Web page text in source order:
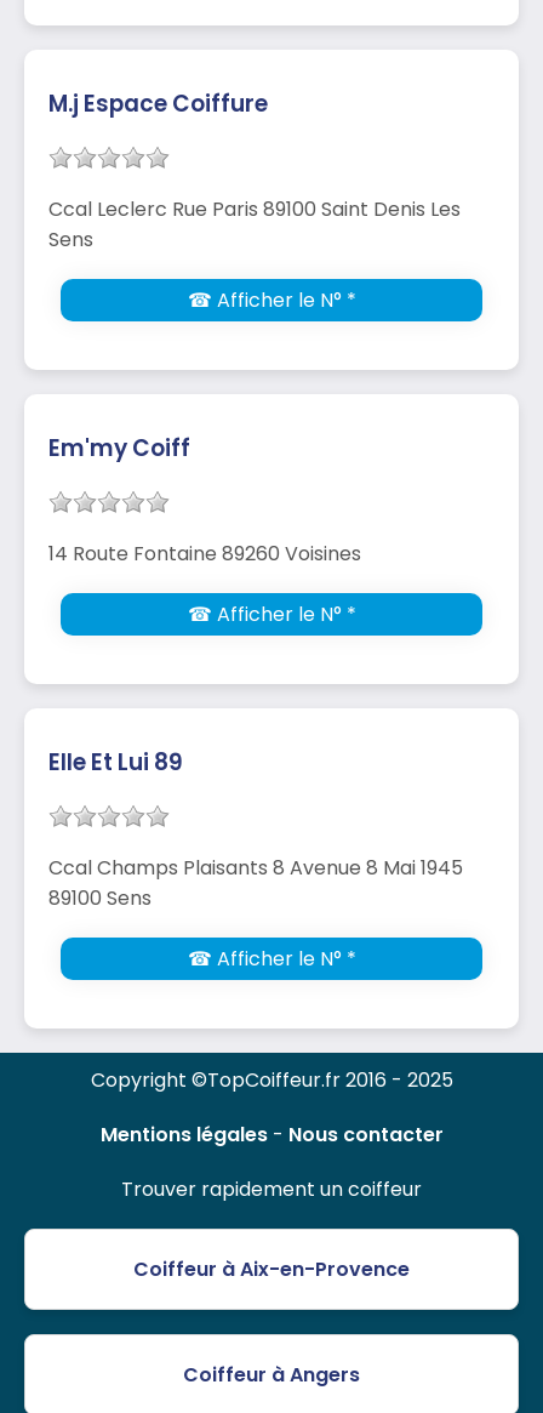
M.j Espace Coiffure
Ccal Leclerc Rue Paris 89100 Saint Denis Les
Sens
☎ Afficher le N° *
Em'my Coiff
14 Route Fontaine 89260 Voisines
☎ Afficher le N° *
Elle Et Lui 89
Ccal Champs Plaisants 8 Avenue 8 Mai 1945
89100 Sens
☎ Afficher le N° *
Copyright ©TopCoiffeur.fr 2016 - 2025
Mentions légales- Nous contacter
Trouver rapidement un coiffeur
Coiffeur à Aix-en-Provence
Coiffeur à Angers